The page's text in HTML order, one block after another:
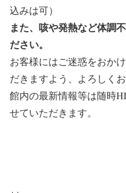
込みは可）
また、咳や発熱など体調
ださい。
お客様にはご迷惑をおか
だきますよう、よろしく
館内の最新情報等は随時
せていただきます。